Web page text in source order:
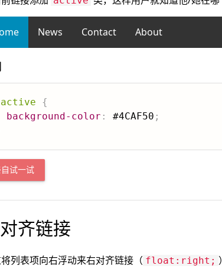
News Contact About
{
background-color : #4CAF50 ;
自试一试
齐链接
列表项向右浮动来右对齐链接（ float:right;